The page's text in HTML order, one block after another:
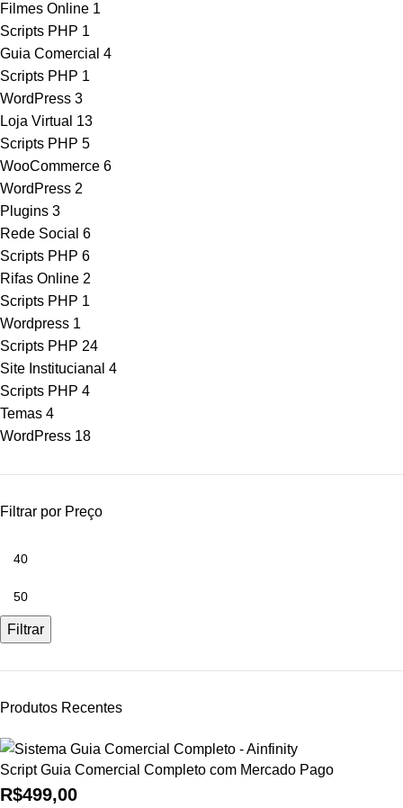
Filmes Online 1
Scripts PHP 1
Guia Comercial 4
Scripts PHP 1
WordPress 3
Loja Virtual 13
Scripts PHP 5
WooCommerce 6
WordPress 2
Plugins 3
Rede Social 6
Scripts PHP 6
Rifas Online 2
Scripts PHP 1
Wordpress 1
Scripts PHP 24
Site Institucianal 4
Scripts PHP 4
Temas 4
WordPress 18
Filtrar por Preço
Filtrar
Produtos Recentes
Script Guia Comercial Completo com Mercado Pago
R$499,00